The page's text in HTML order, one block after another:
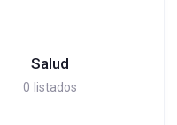
Salud
0 listados